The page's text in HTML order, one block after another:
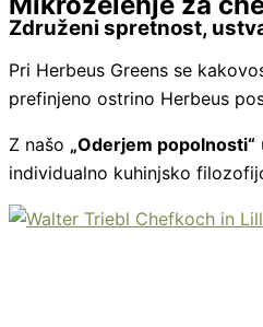
Združeni spretnost,
Pri Herbeus Greens se
prefinjeno ostrino Herbeus
Z našo „Oderjem popolnosti“
individualno kuhinjsko